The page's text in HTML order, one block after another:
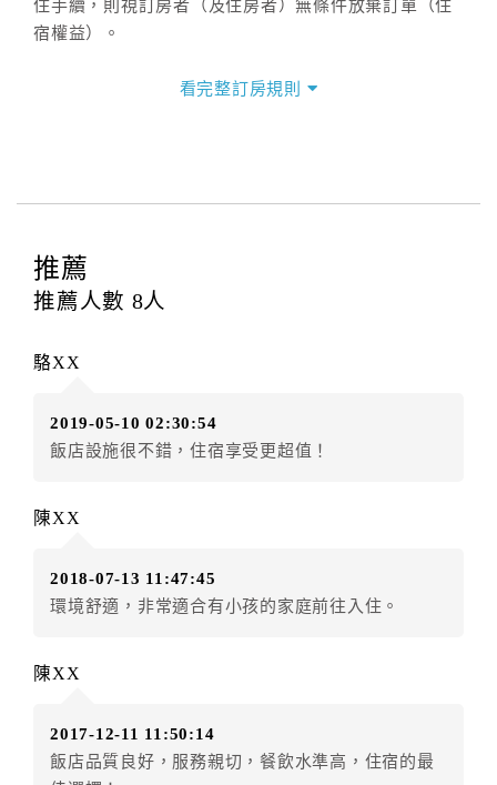
住手續，則視訂房者（及住房者）無條件放棄訂單（住
宿權益）。
四、訂單異動
提出申辦不得異動訂單。
每筆訂單異動限定
辦理取消退款。
房者應補足差額。（限原訂飯店）
房者不得要求退其差額。（限原訂飯店）
額3個月
．訂房者使用「保留住宿金額」時，請注意！為避免飯
店客滿，敬請及早計畫，如逾時未提出申辦，視同無條
．每筆訂單異動限定乙次，限原訂飯店，異動完成後不
訂房者應補足差額。 限原訂飯店
．訂單異動後，訂單費用總計小於原訂單費用總計時，
看完整訂房規則
推薦
推薦人數 8人
駱XX
2019-05-10 02:30:54
飯店設施很不錯，住宿享受更超值！
陳XX
2018-07-13 11:47:45
環境舒適，非常適合有小孩的家庭前往入住。
陳XX
2017-12-11 11:50:14
飯店品質良好，服務親切，餐飲水準高，住宿的最